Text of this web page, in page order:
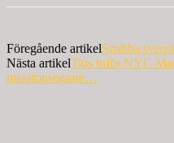
Föregående artikelSnabba
Nästa artikelTips inför NYC
maratonsegrare…